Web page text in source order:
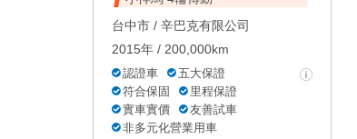
台中市 / 辛巴克有限公司
2015年 / 200,000km
認證車
五大保證
符合保固
里程保證
實車實價
友善試車
非多元化營業用車